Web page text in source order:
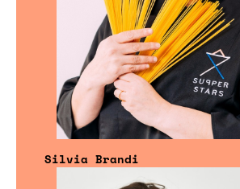
Silvia Brandi